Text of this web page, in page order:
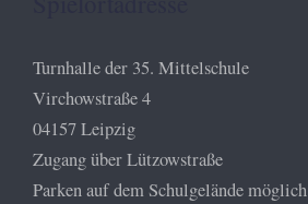
Turnhalle der 35. Mittelschule
Virchowstraße 4
04157 Leipzig
Zugang über Lützowstraße
Parken auf dem Schulgelände möglich